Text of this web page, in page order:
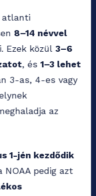
atlanti
8–14 névvel
Ezek közül 3–6
, és 1–3 lehet
3-as, 4-es vagy
az
1-jén kezdődik
NOAA pedig azt